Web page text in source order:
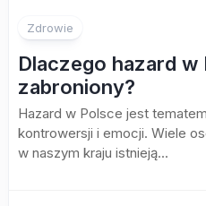
Zdrowie
Dlaczego hazard w
zabroniony?
Hazard w Polsce jest
kontrowersji i emocji. Wiele
w naszym kraju istnieją...